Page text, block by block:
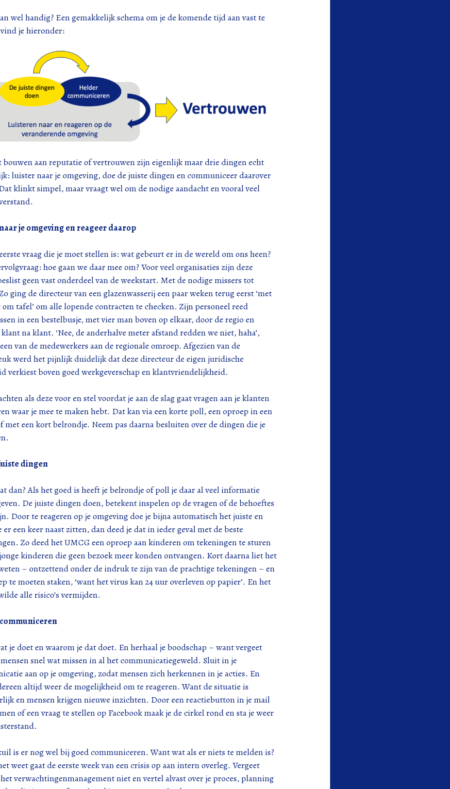
wel handig? Een gemakkelijk schema om je de komende tijd aan vast te
je hieronder:
bouwen aan reputatie of vertrouwen zijn eigenlijk maar drie dingen echt
luister naar je omgeving, doe de juiste dingen en communiceer daarover
klinkt simpel, maar vraagt wel om de nodige aandacht en vooral veel
je omgeving en reageer daarop
vraag die je moet stellen is: wat gebeurt er in de wereld om ons heen?
hoe gaan we daar mee om? Voor veel organisaties zijn deze
geen vast onderdeel van de weekstart. Met de nodige missers tot
ging de directeur van een glazenwasserij een paar weken terug eerst ‘met
tafel’ om alle lopende contracten te checken. Zijn personeel reed
in een bestelbusje, met vier man boven op elkaar, door de regio en
na klant. ‘Nee, de anderhalve meter afstand redden we niet, haha’,
van de medewerkers aan de regionale omroep. Afgezien van de
werd het pijnlijk duidelijk dat deze directeur de eigen juridische
verkiest boven goed werkgeverschap en klantvriendelijkheid.
als deze voor en stel voordat je aan de slag gaat vragen aan je klanten
waar je mee te maken hebt. Dat kan via een korte poll, een oproep in een
met een kort belrondje. Neem pas daarna besluiten over de dingen die je
dingen
dan? Als het goed is heeft je belrondje of poll je daar al veel informatie
De juiste dingen doen, betekent inspelen op de vragen of de behoeftes
Door te reageren op je omgeving doe je bijna automatisch het juiste en
er een keer naast zitten, dan deed je dat in ieder geval met de beste
Zo deed het UMCG een oproep aan kinderen om tekeningen te sturen
kinderen die geen bezoek meer konden ontvangen. Kort daarna liet het
– ontzettend onder de indruk te zijn van de prachtige tekeningen – en
te moeten staken, ‘want het virus kan 24 uur overleven op papier’. En het
alle risico’s vermijden.
je doet en waarom je dat doet. En herhaal je boodschap – want vergeet
snel wat missen in al het communicatiegeweld. Sluit in je
aan op je omgeving, zodat mensen zich herkennen in je acties. En
altijd weer de mogelijkheid om te reageren. Want de situatie is
en mensen krijgen nieuwe inzichten. Door een reactiebutton in je mail
of een vraag te stellen op Facebook maak je de cirkel rond en sta je weer
is er nog wel bij goed communiceren. Want wat als er niets te melden is?
weet gaat de eerste week van een crisis op aan intern overleg. Vergeet
verwachtingenmanagement niet en vertel alvast over je proces, planning